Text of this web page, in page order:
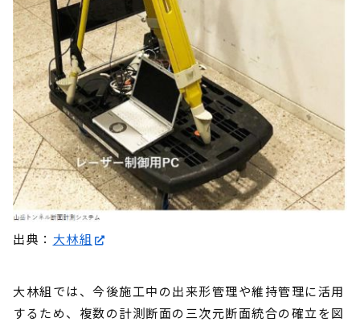
出典： 大林組
大林組では、今後施工中の出来形管理や維持管理に活用
するため、複数の計測断面の三次元断面統合の確立を図